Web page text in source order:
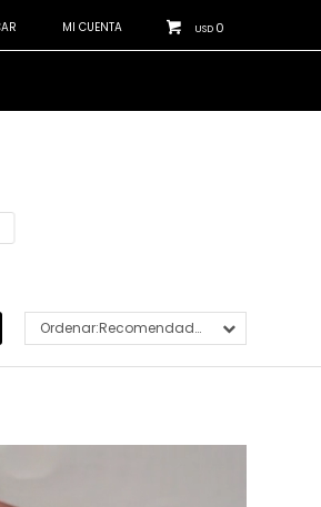
USD 0
Recomendados